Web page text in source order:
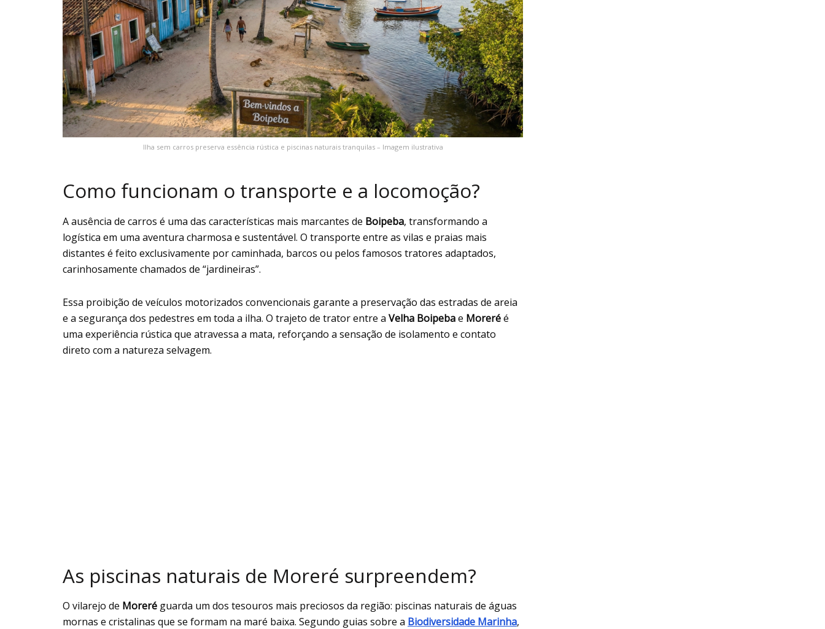
Ilha sem carros preserva essência rústica e piscinas naturais tranquilas – Imagem ilustrativa
Como funcionam o transporte e a locomoção?
A ausência de carros é uma das características mais marcantes de Boipeba, transformando a
logística em uma aventura charmosa e sustentável. O transporte entre as vilas e praias mais
distantes é feito exclusivamente por caminhada, barcos ou pelos famosos tratores adaptados,
carinhosamente chamados de “jardineiras”.
Essa proibição de veículos motorizados convencionais garante a preservação das estradas de areia
e a segurança dos pedestres em toda a ilha. O trajeto de trator entre a Velha Boipebae Moreréé
uma experiência rústica que atravessa a mata, reforçando a sensação de isolamento e contato
direto com a natureza selvagem.
As piscinas naturais de Moreré surpreendem?
O vilarejo de Moreré guarda um dos tesouros mais preciosos da região: piscinas naturais de águas
mornas e cristalinas que se formam na maré baixa. Segundo guias sobre a Biodiversidade Marinha,